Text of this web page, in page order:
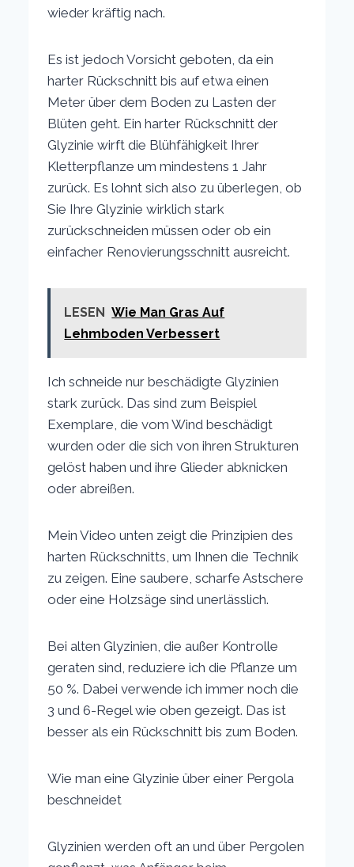
wieder kräftig nach.
Es ist jedoch Vorsicht geboten, da ein
harter Rückschnitt bis auf etwa einen
Meter über dem Boden zu Lasten der
Blüten geht. Ein harter Rückschnitt der
Glyzinie wirft die Blühfähigkeit Ihrer
Kletterpflanze um mindestens 1 Jahr
zurück. Es lohnt sich also zu überlegen, ob
Sie Ihre Glyzinie wirklich stark
zurückschneiden müssen oder ob ein
einfacher Renovierungsschnitt ausreicht.
LESEN Wie Man Gras Auf
Lehmboden Verbessert
Ich schneide nur beschädigte Glyzinien
stark zurück. Das sind zum Beispiel
Exemplare, die vom Wind beschädigt
wurden oder die sich von ihren Strukturen
gelöst haben und ihre Glieder abknicken
oder abreißen.
Mein Video unten zeigt die Prinzipien des
harten Rückschnitts, um Ihnen die Technik
zu zeigen. Eine saubere, scharfe Astschere
oder eine Holzsäge sind unerlässlich.
Bei alten Glyzinien, die außer Kontrolle
geraten sind, reduziere ich die Pflanze um
50 %. Dabei verwende ich immer noch die
3 und 6-Regel wie oben gezeigt. Das ist
besser als ein Rückschnitt bis zum Boden.
Wie man eine Glyzinie über einer Pergola
beschneidet
Glyzinien werden oft an und über Pergolen